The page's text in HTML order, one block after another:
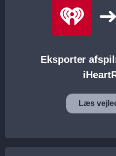
Eksporter
Læs